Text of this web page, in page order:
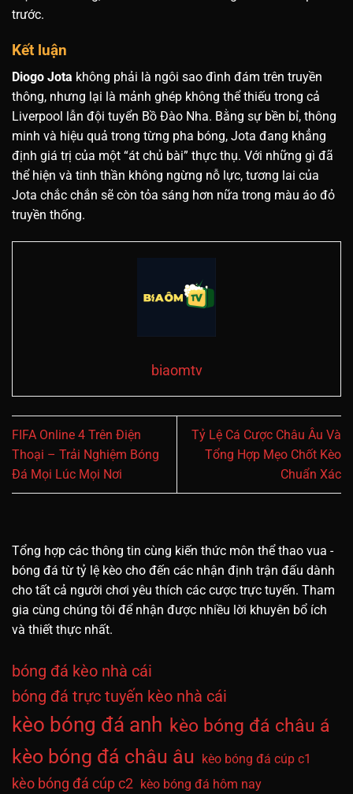
trước.
Kết luận
Diogo Jota không phải là ngôi sao đình đám trên truyền
thông, nhưng lại là mảnh ghép không thể thiếu trong cả
Liverpool lẫn đội tuyển Bồ Đào Nha. Bằng sự bền bỉ, thông
minh và hiệu quả trong từng pha bóng, Jota đang khẳng
định giá trị của một “át chủ bài” thực thụ. Với những gì đã
thể hiện và tinh thần không ngừng nỗ lực, tương lai của
Jota chắc chắn sẽ còn tỏa sáng hơn nữa trong màu áo đỏ
truyền thống.
biaomtv
FIFA Online 4 Trên Điện
Thoại – Trải Nghiệm Bóng
Đá Mọi Lúc Mọi Nơi
Tỷ Lệ Cá Cược Châu Âu Và
Tổng Hợp Mẹo Chốt Kèo
Chuẩn Xác
Tổng hợp các thông tin cùng kiến thức môn thể thao vua -
bóng đá từ tỷ lệ kèo cho đến các nhận định trận đấu dành
cho tất cả người chơi yêu thích các cược trực tuyến. Tham
gia cùng chúng tôi để nhận được nhiều lời khuyên bổ ích
và thiết thực nhất.
bóng đá kèo nhà cái
bóng đá trực tuyến kèo nhà cái
kèo bóng đá anh kèo bóng đá châu á
kèo bóng đá châu âu kèo bóng đá cúp c1
kèo bóng đá cúp c2 kèo bóng đá hôm nay